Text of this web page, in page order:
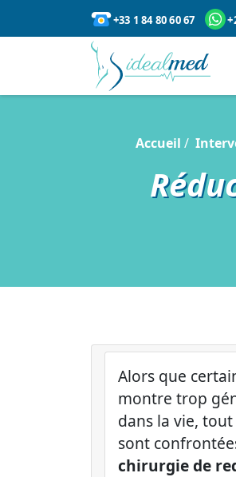
+33 1 84 80 60 67
Accueil
Alors que
montre trop
dans la vie,
sont
chirurgie de